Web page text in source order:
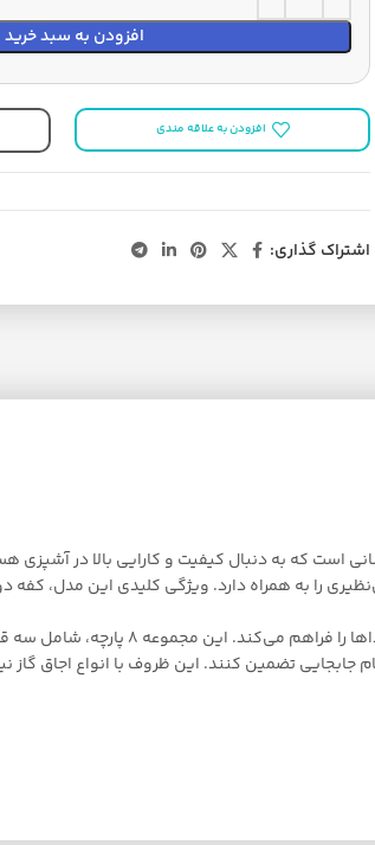
افزودن به سبد خرید
افزودن به علاقه مندی
اشتراک گذاری:
برای کسانی است که به دنبال کیفیت و کارایی بالا در
را به همراه دارد. ویژگی کلیدی این مدل، کفه
یکی از مزایای مهم این سرویس،
تضمین کنند. این ظروف با انواع اجاق گاز نیز